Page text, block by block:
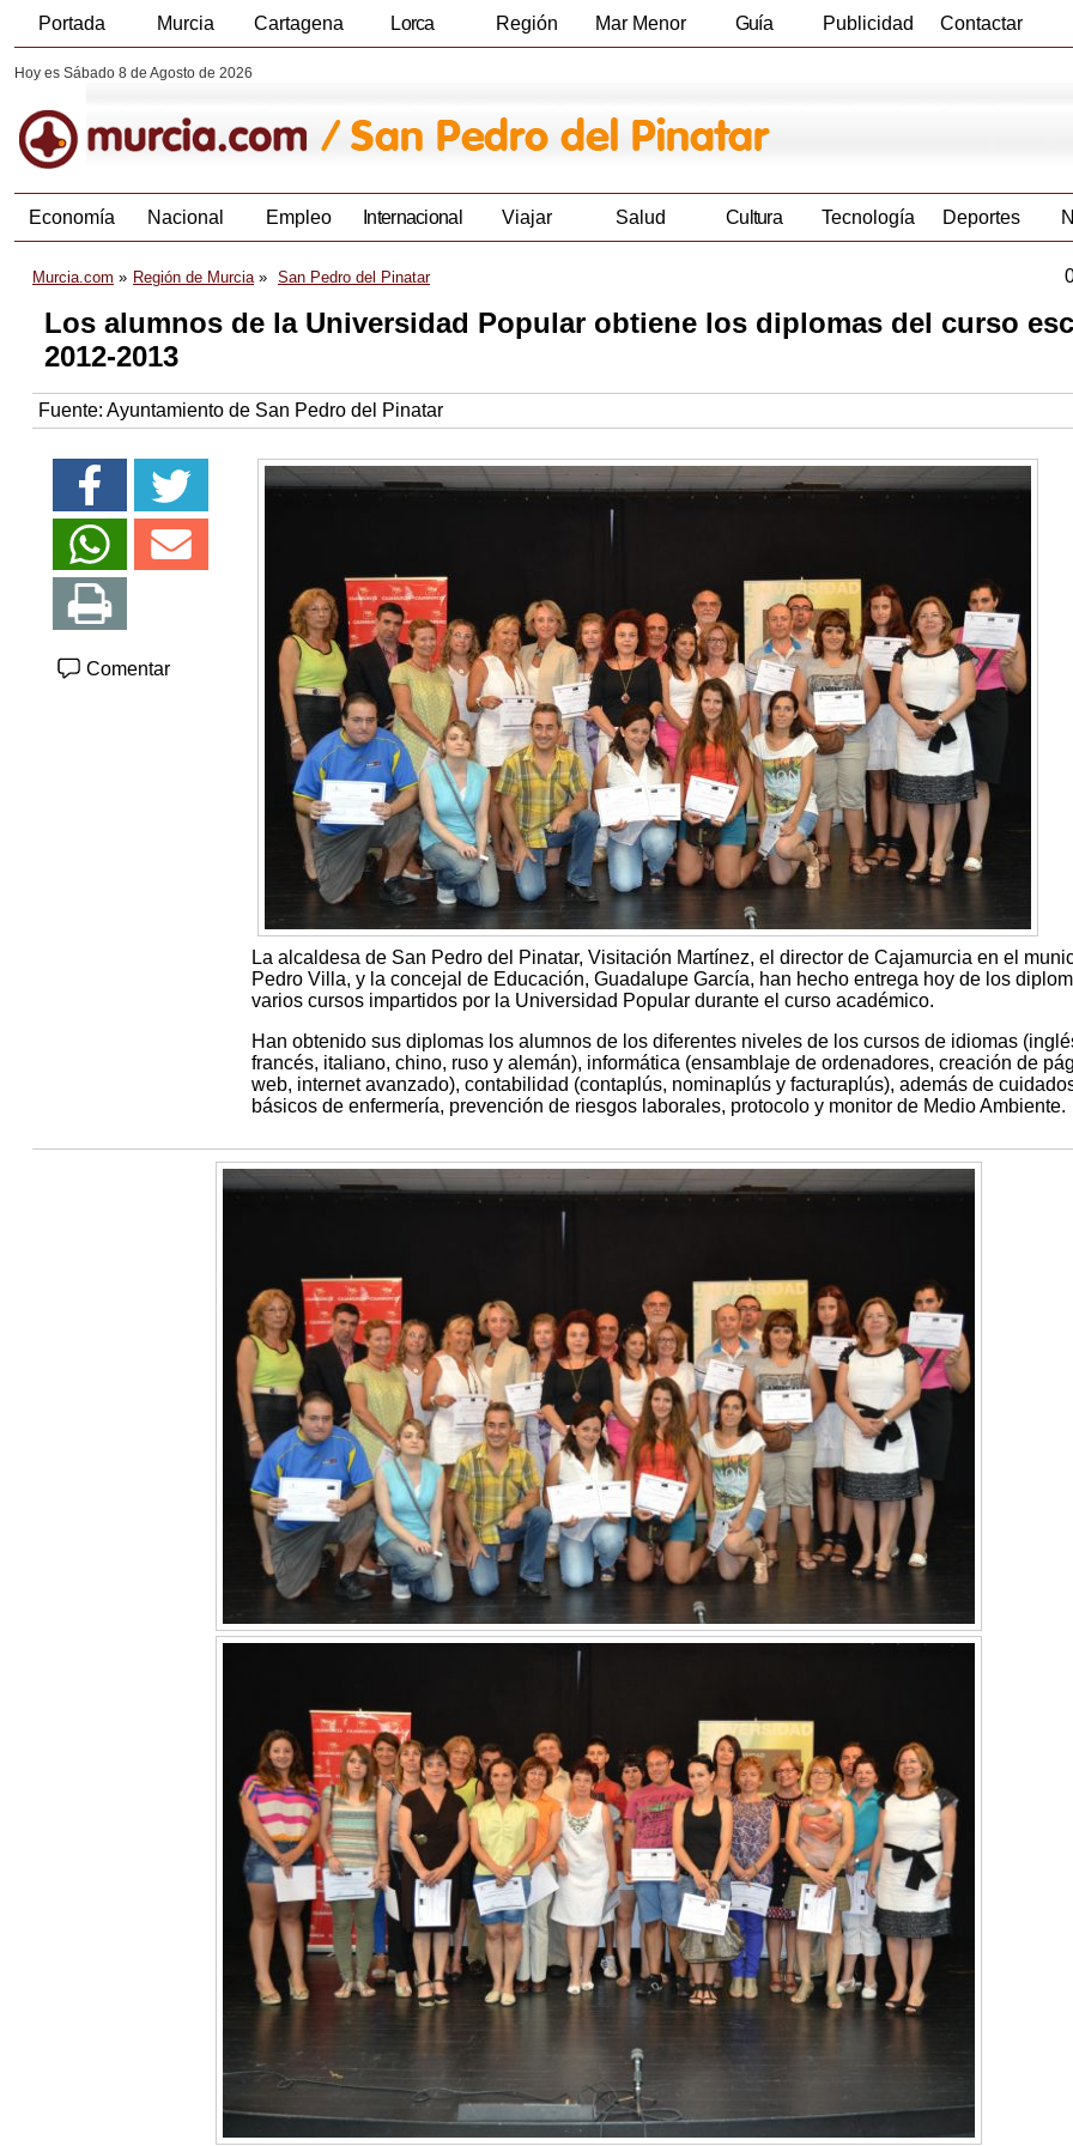
Portada Murcia Cartagena Lorca Región Mar Menor Guía Publicidad Contactar
Hoy es Sábado 8 de Agosto de 2026
Economía Nacional Empleo Internacional Viajar Salud Cultura Tecnología Deportes
Murcia.com Región de Murcia San Pedro del Pinatar
Los alumnos de la Universidad Popular obtiene los diplomas del curso
2012-2013
Fuente: Ayuntamiento de San Pedro del Pinatar
Comentar
La alcaldesa de San Pedro del Pinatar, Visitación Martínez, el director de Cajamurcia en el
Pedro Villa, y la concejal de Educación, Guadalupe García, han hecho entrega hoy de los
varios cursos impartidos por la Universidad Popular durante el curso académico.
Han obtenido sus diplomas los alumnos de los diferentes niveles de los cursos de idiomas
francés, italiano, chino, ruso y alemán), informática (ensamblaje de ordenadores, creación de
web, internet avanzado), contabilidad (contaplús, nominaplús y facturaplús), además de
básicos de enfermería, prevención de riesgos laborales, protocolo y monitor de Medio Ambiente.